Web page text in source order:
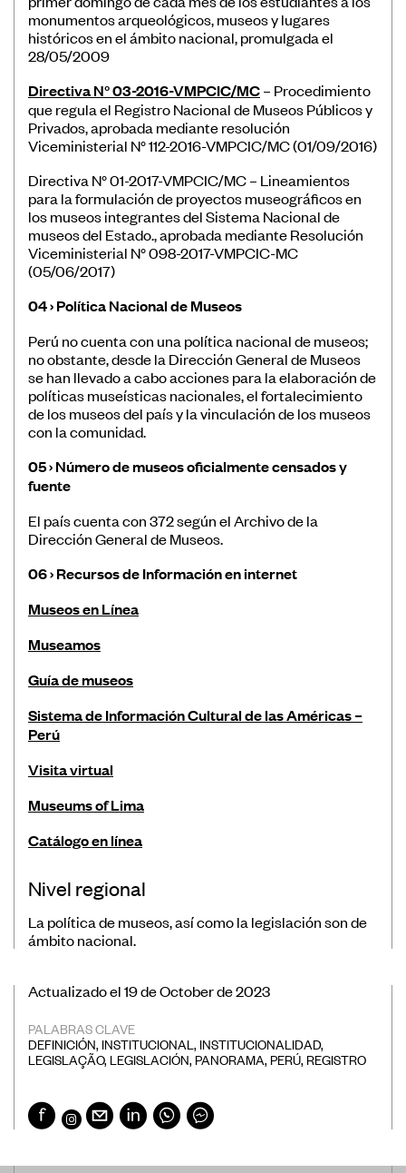
Actualizado el 19 de October de 2023
PALABRAS CLAVE
DEFINICIÓN, INSTITUCIONAL , INSTITUCIONALIDAD,
LEGISLAÇÃO, LEGISLACIÓN, PANORAMA, PERÚ, REGISTRO
monumentos arqueológicos, museos y lugares
históricos en el ámbito nacional, promulgada el
28/05/2009
Directiva N° 03-2016-VMPCIC/MC– Procedimiento
que regula el Registro Nacional de Museos Públicos y
Privados, aprobada mediante resolución
Viceministerial N° 112-2016-VMPCIC/MC (01/09/2016)
Directiva N° 01-2017-VMPCIC/MC – Lineamientos
para la formulación de proyectos museográficos en
los museos integrantes del Sistema Nacional de
museos del Estado., aprobada mediante Resolución
Viceministerial N° 098-2017-VMPCIC-MC
(05/06/2017)
04 › Política Nacional de Museos
Perú no cuenta con una política nacional de museos;
no obstante, desde la Dirección General de Museos
se han llevado a cabo acciones para la elaboración de
políticas museísticas nacionales, el fortalecimiento
de los museos del país y la vinculación de los museos
con la comunidad.
05 › Número de museos oficialmente censados y
fuente
El país cuenta con 372 según el Archivo de la
Dirección General de Museos.
06 › Recursos de Información en internet
Museos en Línea
Museamos
Guía de museos
Sistema de Información Cultural de las Américas –
Perú
Visita virtual
Museums of Lima
Catálogo en línea
Nivel regional
La política de museos, así como la legislación son de
ámbito nacional.